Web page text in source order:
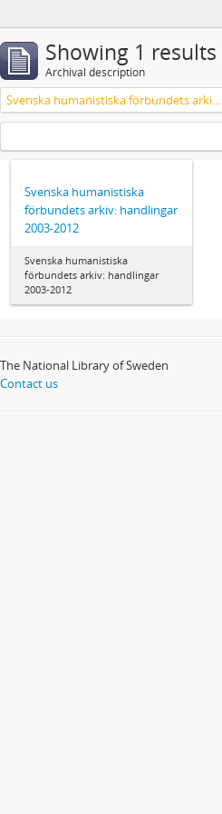
Showing 1 results
Archival description
Svenska humanistiska förbundets arkiv: handlingar 2003-2012
Svenska humanistiska
förbundets arkiv: handlingar
2003-2012
Svenska humanistiska
förbundets arkiv: handlingar
2003-2012
The National Library of Sweden
Contact us